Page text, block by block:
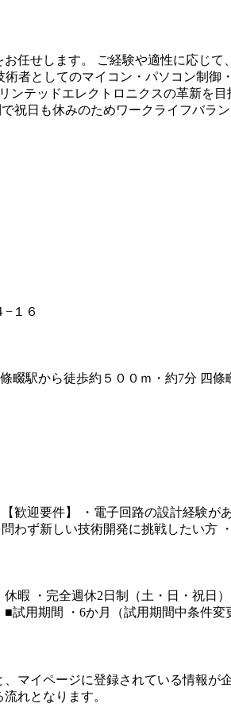
任せします。 ご経験や適性に応じ
者としてのマイコン・パソコン制
テッドエレクトロニクスの革新を
祝日も休みのためワークライフバラ
−１６
畷駅から徒歩約５００ｍ・約7分 四
歓迎要件】 ・電子回路の設計経験
わず新しい技術開発に挑戦したい方
暇 ・完全週休2日制（土・日・祝
試用期間 ・6か月（試用期間中条件
マイページに登録されている情報
れとなります。